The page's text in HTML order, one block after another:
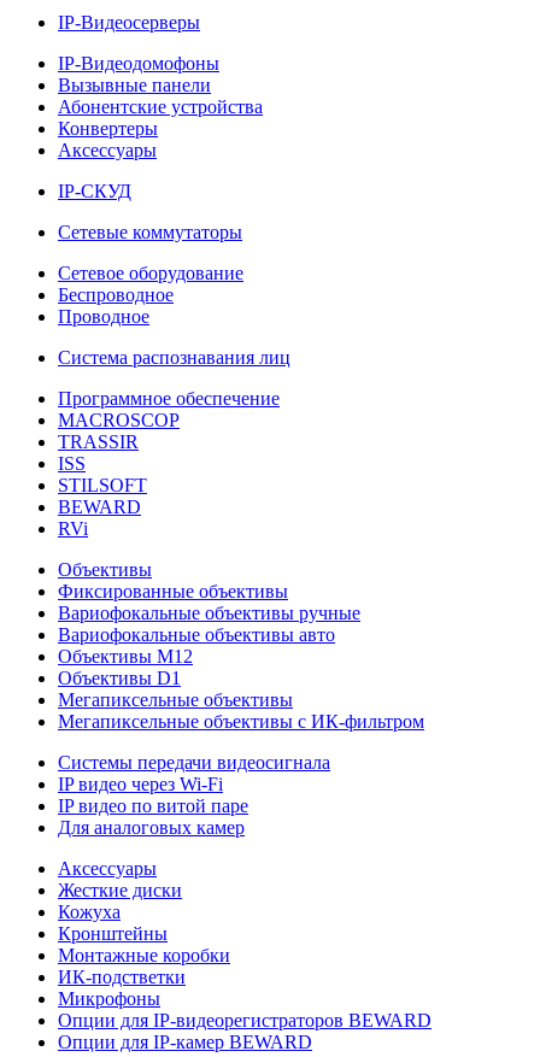
IP-Видеосерверы
IP-Видеодомофоны
Вызывные панели
Абонентские устройства
Конвертеры
Аксессуары
IP-СКУД
Сетевые коммутаторы
Сетевое оборудование
Беспроводное
Проводное
Система распознавания лиц
Программное обеспечение
MACROSCOP
TRASSIR
ISS
STILSOFT
BEWARD
RVi
Объективы
Фиксированные объективы
Вариофокальные объективы ручные
Вариофокальные объективы авто
Объективы М12
Объективы D1
Мегапиксельные объективы
Мегапиксельные объективы с ИК-фильтром
Системы передачи видеосигнала
IP видео через Wi-Fi
IP видео по витой паре
Для аналоговых камер
Аксессуары
Жесткие диски
Кожуха
Кронштейны
Монтажные коробки
ИК-подстветки
Микрофоны
Опции для IP-видеорегистраторов BEWARD
Опции для IP-камер BEWARD